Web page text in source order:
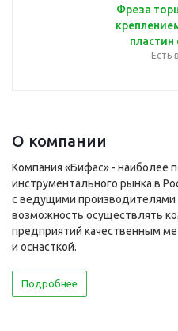
Фреза
Есть
О компании
Компания «Бифас» - наиболее
инструментального рынка в
с ведущими
возможность осуществлять
предприятий качественным
и оснасткой.
Подробнее